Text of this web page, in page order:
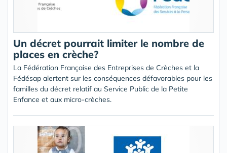
Un décret pourrait limiter le nombre de
places en crèche?
La Fédération Française des Entreprises de Crèches et la
Fédésap alertent sur les conséquences défavorables pour les
familles du décret relatif au Service Public de la Petite
Enfance et aux micro-crèches.